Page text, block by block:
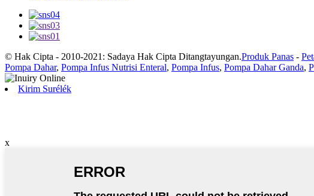
© Hak Cipta - 2010-2021: Sadaya Hak Cipta Ditangtayungan.Produk Panas -
Pompa Dahar, Pompa Infus Nutrisi Enteral, Pompa Infus, Pompa Dahar Ganda,
Kirim Surélék
x